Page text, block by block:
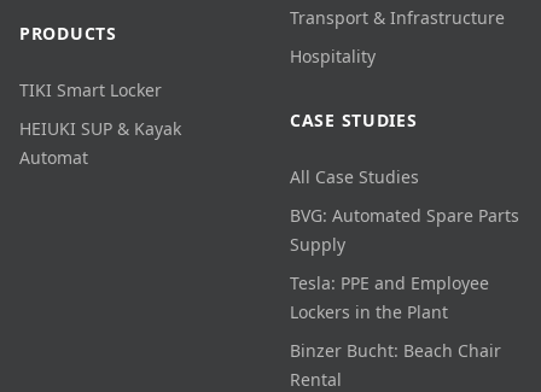
PRODUCTS
TIKI Smart Locker
HEIUKI SUP & Kayak
Automat
Transport & Infrastructure
Hospitality
CASE STUDIES
All Case Studies
BVG: Automated Spare Parts
Supply
Tesla: PPE and Employee
Lockers in the Plant
Binzer Bucht: Beach Chair
Rental